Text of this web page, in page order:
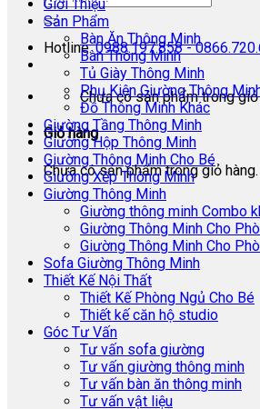
Hotline:0988.197.858 -
Chưa có sản phẩm trong giỏ
Giỏ hàng
Chưa có sản phẩm trong giỏ hàng.
Giới Thiệu
Sản Phẩm
Bàn Ăn Thông Minh
Bàn Thông Minh
Tủ Giày Thông Minh
Phụ Kiện Giường Thông
Đồ Thông Minh Khác
Giường Tầng Thông Minh
Giường Hộp Thông Minh
Giường Thông Minh Cho Bé
Giường Xếp Thông Minh
Giường Thông Minh
Giường thông minh Combo
Giường Thông Minh Cho
Giường Thông Minh Cho
Sofa Giường Thông Minh
Thiết Kế Nội Thất
Thiết Kế Phòng Ngủ Cho Bé
Thiết kế căn hộ studio
Góc Tư Vấn
Tư vấn sofa giường
Tư vấn giường thông minh
Tư vấn bàn ăn thông minh
Tư vấn vật liệu